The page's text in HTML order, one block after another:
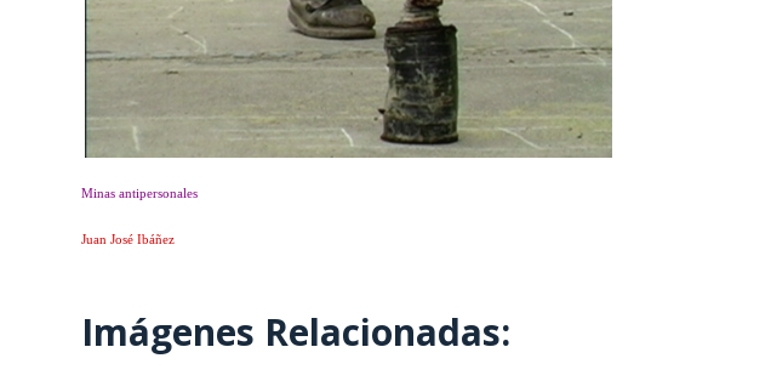
Minas antipersonales
Juan José Ibáñez
Imágenes Relacionadas: